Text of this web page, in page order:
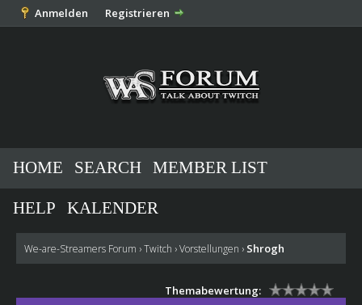
Anmelden Registrieren
HOME SEARCH MEMBER LIST
HELP KALENDER
We-are-Streamers Forum ›Twitch ›Vorstellungen › Shrogh
Themabewertung: